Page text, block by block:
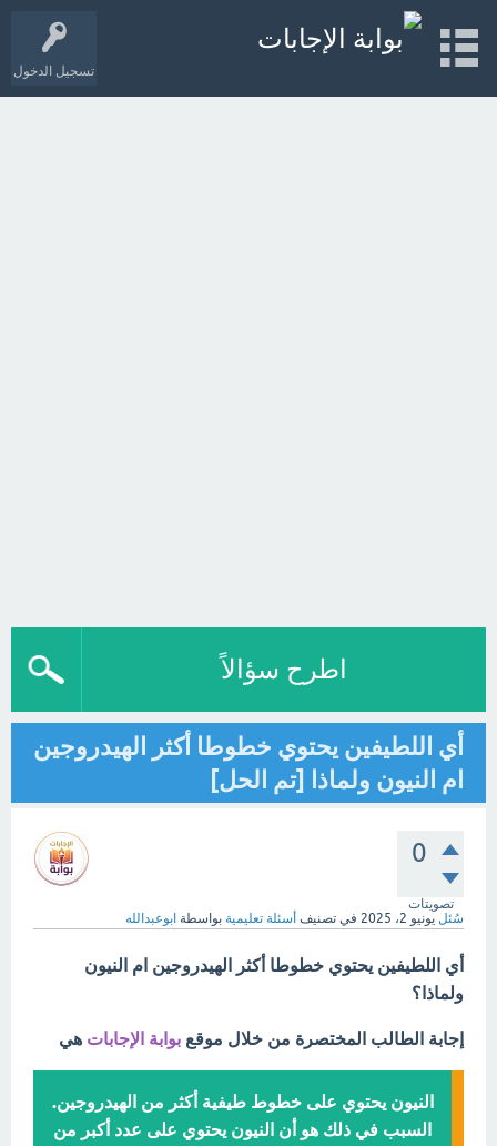
تسجيل الدخول
اطرح سؤالاً
أي اللطيفين يحتوي خطوطا أكثر الهيدروجين
ام النيون ولماذا [تم الحل]
0
تصويتات
سُئل يونيو 2، 2025 في تصنيف أسئلة تعليمية بواسطة ابوعبدالله
أي اللطيفين يحتوي خطوطا أكثر الهيدروجين ام النيون
ولماذا؟
إجابة الطالب المختصرة من خلال موقع بوابة الإجابات هي
النيون يحتوي على خطوط طيفية أكثر من الهيدروجين.
السبب في ذلك هو أن النيون يحتوي على عدد أكبر من